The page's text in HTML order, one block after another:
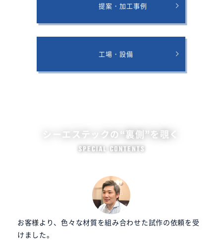
提案・加工事例
工場・設備
シーエステックの“裏側”を覗く
お客様より、色々な材質を組み合わせた試作の依頼を受
けました。